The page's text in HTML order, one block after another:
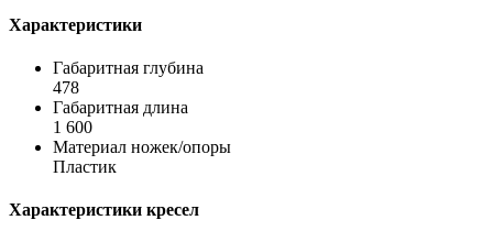
Характеристики
Габаритная глубина
478
Габаритная длина
1 600
Материал ножек/опоры
Пластик
Характеристики кресел